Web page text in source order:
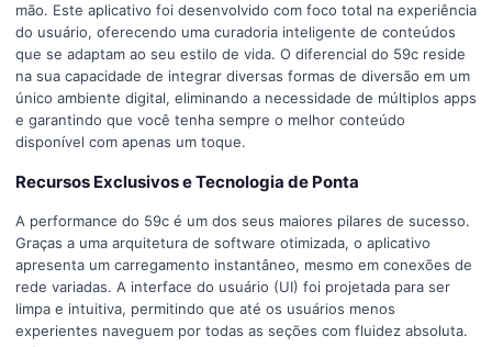
mão. Este aplicativo foi desenvolvido com foco total na experiência
do usuário, oferecendo uma curadoria inteligente de conteúdos
que se adaptam ao seu estilo de vida. O diferencial do 59c reside
na sua capacidade de integrar diversas formas de diversão em um
único ambiente digital, eliminando a necessidade de múltiplos apps
e garantindo que você tenha sempre o melhor conteúdo
disponível com apenas um toque.
Recursos Exclusivos e Tecnologia de Ponta
A performance do 59c é um dos seus maiores pilares de sucesso.
Graças a uma arquitetura de software otimizada, o aplicativo
apresenta um carregamento instantâneo, mesmo em conexões de
rede variadas. A interface do usuário (UI) foi projetada para ser
limpa e intuitiva, permitindo que até os usuários menos
experientes naveguem por todas as seções com fluidez absoluta.